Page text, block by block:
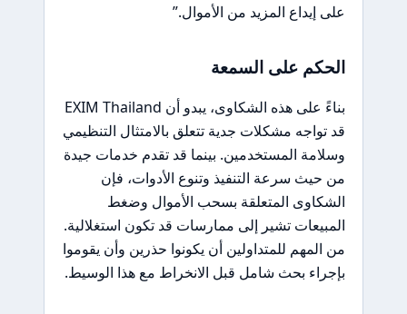
على إيداع المزيد من الأموال.”
الحكم على السمعة
بناءً على هذه الشكاوى، يبدو أن EXIM Thailand
قد تواجه مشكلات جدية تتعلق بالامتثال التنظيمي
وسلامة المستخدمين. بينما قد تقدم خدمات جيدة
من حيث سرعة التنفيذ وتنوع الأدوات، فإن
الشكاوى المتعلقة بسحب الأموال وضغط
المبيعات تشير إلى ممارسات قد تكون استغلالية.
من المهم للمتداولين أن يكونوا حذرين وأن يقوموا
بإجراء بحث شامل قبل الانخراط مع هذا الوسيط.